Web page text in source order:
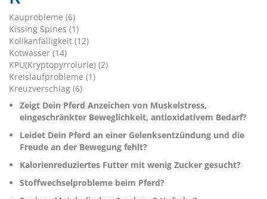
Kauprobleme (6)
Kissing Spines (1)
Kolikanfälligkeit (12)
Kotwasser (14)
KPU(Kryptopyrrolurie) (2)
Kreislaufprobleme (1)
Kreuzverschlag (6)
Zeigt Dein Pferd Anzeichen von Muskelstress,
eingeschränkter Beweglichkeit, antioxidativem Bedarf?
Leidet Dein Pferd an einer Gelenksentzündung und die
Freude an der Bewegung fehlt?
Kalorienreduziertes Futter mit wenig Zucker gesucht?
Stoffwechselprobleme beim Pferd?